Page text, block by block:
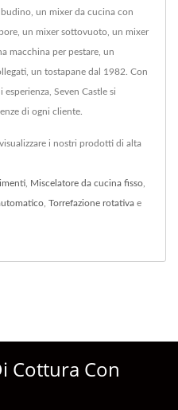
un mixer da cucina con
un mixer sottovuoto, un mixer
macchina per pestare, un
un tostapane dal 1982. Con
Seven Castle si
di ogni cliente.
i nostri prodotti di alta
Miscelatore da cucina fisso
Torrefazione rotativa e
Cottura Con